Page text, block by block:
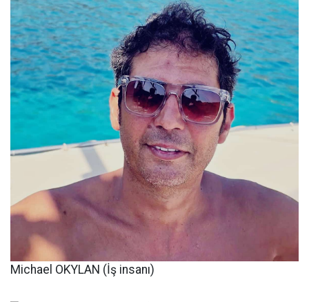
Michael OKYLAN (İş insanı)